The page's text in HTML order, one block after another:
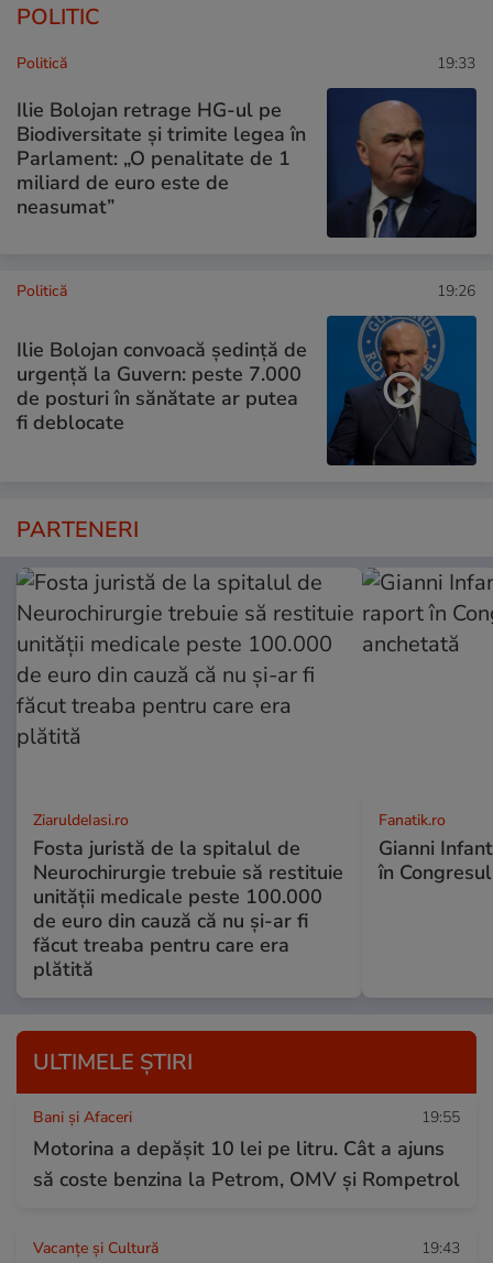
POLITIC
Politică 19:33
Ilie Bolojan retrage HG-ul pe
Biodiversitate și trimite legea în
Parlament: „O penalitate de 1
miliard de euro este de
neasumat”
Politică 19:26
Ilie Bolojan convoacă ședință de
urgență la Guvern: peste 7.000
de posturi în sănătate ar putea
fi deblocate
PARTENERI
ZiaruldeIasi.ro
Fosta juristă de la spitalul de
Neurochirurgie trebuie să restituie
unității medicale peste 100.000
de euro din cauză că nu și-ar fi
făcut treaba pentru care era
plătită
Fanatik.ro
Gianni
în
ULTIMELE ȘTIRI
Bani și Afaceri 19:55
Motorina a depășit 10 lei pe litru. Cât a ajuns
să coste benzina la Petrom, OMV și Rompetrol
Vacanțe și Cultură 19:43